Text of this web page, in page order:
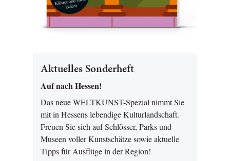
Aktuelles Sonderheft
Auf nach Hessen!
Das neue WELTKUNST-Spezial nimmt Sie
mit in Hessens lebendige Kulturlandschaft.
Freuen Sie sich auf Schlösser, Parks und
Museen voller Kunstschätze sowie aktuelle
Tipps für Ausflüge in der Region!